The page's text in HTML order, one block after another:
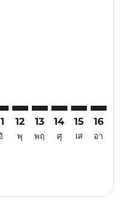
12
พุ
13
พฤ
14
ศุ
15
เส
16
อา